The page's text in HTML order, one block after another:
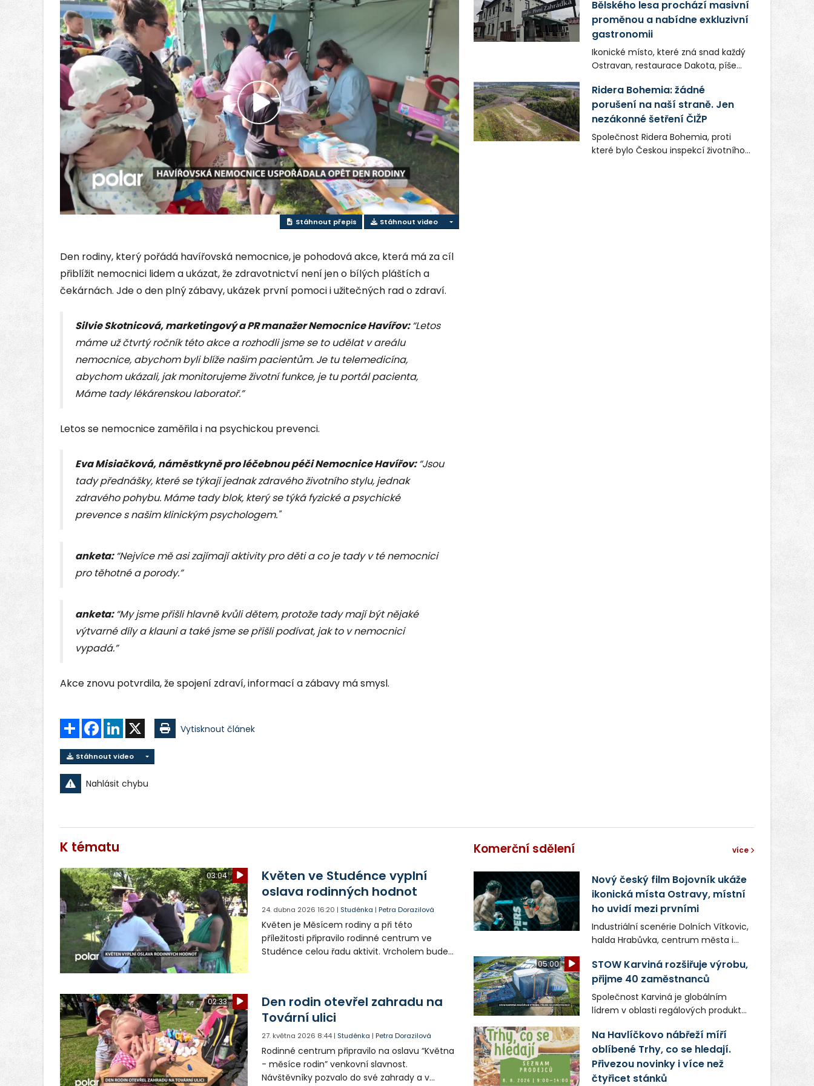
Přehrát
video
Stáhnout přepis Stáhnout video
Den rodiny, který pořádá havířovská nemocnice, je pohodová akce, která má za cíl
přiblížit nemocnici lidem a ukázat, že zdravotnictví není jen o bílých pláštích a
čekárnách. Jde o den plný zábavy, ukázek první pomoci i užitečných rad o zdraví.
Silvie Skotnicová, marketingový a PR manažer Nemocnice Havířov:“Letos
máme už čtvrtý ročník této akce a rozhodli jsme se to udělat v areálu
nemocnice, abychom byli blíže našim pacientům. Je tu telemedicína,
abychom ukázali, jak monitorujeme životní funkce, je tu portál pacienta,
Máme tady lékárenskou laboratoř.”
Letos se nemocnice zaměřila i na psychickou prevenci.
Eva Misiačková, náměstkyně pro léčebnou péči Nemocnice Havířov:“Jsou
tady přednášky, které se týkají jednak zdravého životního stylu, jednak
zdravého pohybu. Máme tady blok, který se týká fyzické a psychické
prevence s našim klinickým psychologem."
anketa:“Nejvíce mě asi zajímají aktivity pro děti a co je tady v té nemocnici
pro těhotné a porody.”
anketa:“My jsme přišli hlavně kvůli dětem, protože tady mají být nějaké
výtvarné díly a klauni a také jsme se přišli podívat, jak to v nemocnici
vypadá.”
Akce znovu potvrdila, že spojení zdraví, informací a zábavy má smysl.
Sdílet FacebookLinkedIn Vytisknout článek
Stáhnout video
Nahlásit chybu
Bělského lesa prochází masivní
proměnou a nabídne exkluzivní
gastronomii
Ikonické místo, které zná snad každý
Ostravan, restaurace Dakota, píše
společnost Dang Investment Group
s.r.o. investuje do projektu přes 50
milionů korun. Cílem je přinést
Ostravě dva špičkové gastronomické
koncepty, které v regionu dosud
chyběly, luxusní středomořskou
Ridera Bohemia: žádné
porušení na naší straně. Jen
nezákonné šetření ČIŽP
Společnost Ridera Bohemia, proti
které bylo Českou inspekcí životního
K tématu
03:04
Květen ve Studénce vyplní
oslava rodinných hodnot
24. dubna 2026 16:20 | Studénka |Petra Dorazilová
Květen je Měsícem rodiny a při této
příležitosti připravilo rodinné centrum ve
Studénce celou řadu aktivit. Vrcholem bude
02:33
Den rodin otevřel zahradu na
Tovární ulici
27. května 2026 8:44 | Studénka |Petra Dorazilová
Rodinné centrum připravilo na oslavu “Května
- měsíce rodin” venkovní slavnost.
Návštěvníky pozvalo do své zahrady a v
Komerční sdělení více
Nový český film Bojovník ukáže
ikonická místa Ostravy, místní
ho uvidí mezi prvními
Industriální scenérie Dolních Vítkovic,
halda Hrabůvka, centrum města i
v novém filmu Bojovník, který vstoupí
do kin už 13. srpna. Režiséři Vojtěch
Frič a Tomáš Dianiška si
moravskoslezskou metropoli
nevybrali náhodou – její syrová
atmosféra se stala přirozenou
součástí příběhu bývalého
boxerského šampiona Hoffa (Milan
Ondrík), jenž se po letech vrací do
05:00
STOW Karviná rozšiřuje výrobu,
přijme 40 zaměstnanců
Společnost Karviná je globálním
lídrem v oblasti regálových produktů
zaměstnavatelem na Karvinsku a
firmou s obrovským potenciálem.
Na Havlíčkovo nábřeží míří
oblíbené Trhy, co se hledají.
Přivezou novinky i více než
čtyřicet stánků